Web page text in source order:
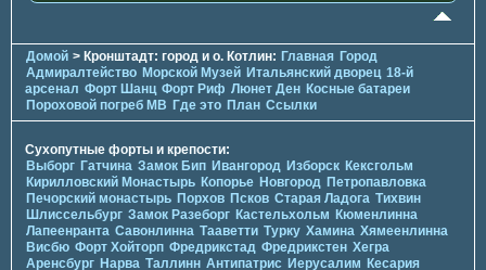
Домой > Кронштадт: город и о. Котлин: Главная Город
Адмиралтейство Морской Музей Итальянский дворец 18-й
арсенал Форт Шанц Форт Риф Люнет Ден Косные батареи
Пороховой погреб МВ Где это План Ссылки
Сухопутные форты и крепости:
Выборг Гатчина Замок Бип Ивангород Изборск Кексгольм
Кирилловский Монастырь Копорье Новгород Петропавловка
Печорcкий монастырь Порхов Псков Старая Ладога Тихвин
Шлиссельбург Замок Разеборг Кастельхольм Кюменлинна
Лапеенранта Савонлинна Тааветти Турку Хамина Хямеенлинна
Висбю Форт Хойторп Фредрикстад Фредрикстен Хегра
Аренсбург Нарва Таллинн Антипатрис Иерусалим Кесария